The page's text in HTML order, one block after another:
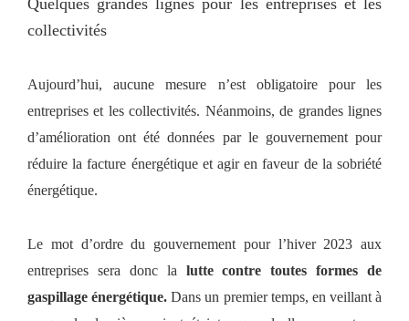
collectivités
Aujourd’hui, aucune mesure n’est obligatoire pour les
entreprises et les collectivités. Néanmoins, de grandes lignes
d’amélioration ont été données par le gouvernement pour
réduire la facture énergétique et agir en faveur de la sobriété
énergétique.
Le mot d’ordre du gouvernement pour l’hiver 2023 aux
entreprises sera donc la lutte contre toutes formes de
gaspillage énergétique.Dans un premier temps, en veillant à